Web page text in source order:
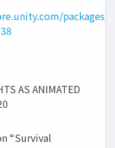
AS ANIMATED
“Survival